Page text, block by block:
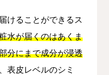
けることができるス
水が届くのはあくま
分にまで成分が浸透
表皮レベルのシミ